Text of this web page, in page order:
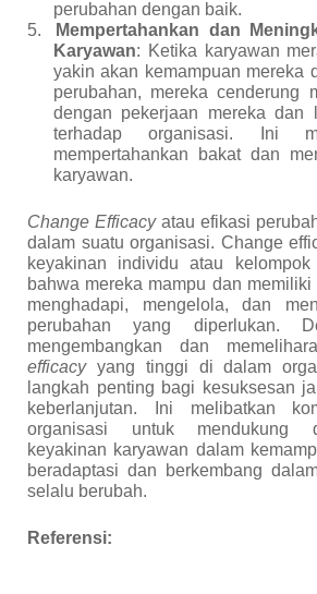
perubahan dengan baik.
5.
Mempertahankan dan
Karyawan: Ketika karyawan
yakin akan kemampuan mereka
perubahan, mereka cenderung
dengan pekerjaan mereka dan
terhadap organisasi. Ini
mempertahankan bakat dan
karyawan.
Change Efficacyatau efikasi
dalam suatu organisasi. Change
keyakinan individu atau
bahwa mereka mampu dan
menghadapi, mengelola, dan
perubahan yang diperlukan.
mengembangkan dan
efficacyyang tinggi di dalam
langkah penting bagi kesuksesan
keberlanjutan. Ini melibatkan
organisasi untuk mendukung
keyakinan karyawan dalam
beradaptasi dan berkembang
selalu berubah.
Referensi: